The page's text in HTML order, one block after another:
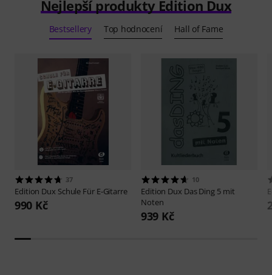
Nejlepší produkty Edition Dux
Bestsellery Top hodnocení Hall of Fame
37
Edition Dux Schule Für E-Gitarre
990 Kč
10
Edition Dux Das Ding 5 mit
Noten
939 Kč